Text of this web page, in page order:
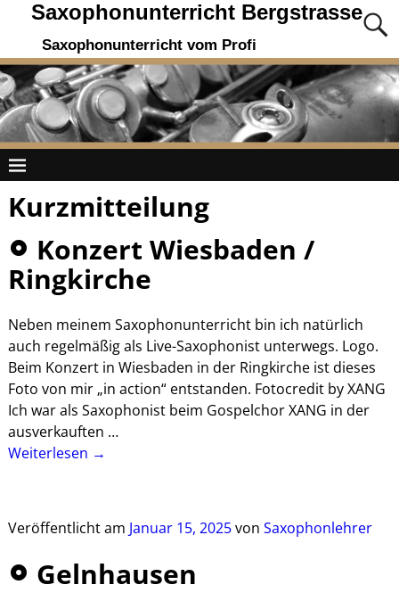
Saxophonunterricht Bergstrasse
Saxophonunterricht vom Profi
Kurzmitteilung
Konzert Wiesbaden /
Ringkirche
Neben meinem Saxophonunterricht bin ich natürlich
auch regelmäßig als Live-Saxophonist unterwegs. Logo.
Beim Konzert in Wiesbaden in der Ringkirche ist dieses
Foto von mir „in action“ entstanden. Fotocredit by XANG
Ich war als Saxophonist beim Gospelchor XANG in der
ausverkauften …
Weiterlesen →
Veröffentlicht am Januar 15, 2025von Saxophonlehrer
Gelnhausen